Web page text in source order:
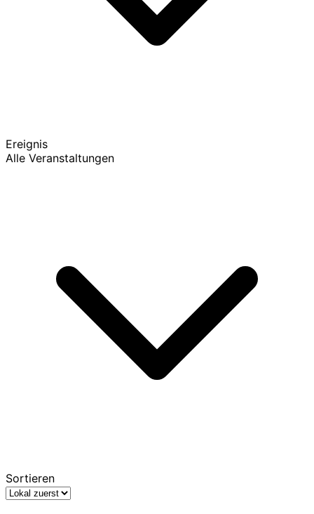
Ereignis
Alle Veranstaltungen
Sortieren